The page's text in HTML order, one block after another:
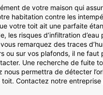
de votre maison qui
habitation contre les
votre toit ait une parfaite
les risques d’infiltration
remarquez des traces
ou sur vos plafonds, il ne faut
Une recherche de fuite
nous permettra de détecter
Contactez notre entreprise